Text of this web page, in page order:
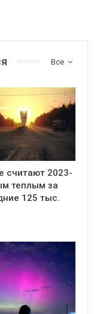
Все
считают 2023-
теплым за
125 тыс.